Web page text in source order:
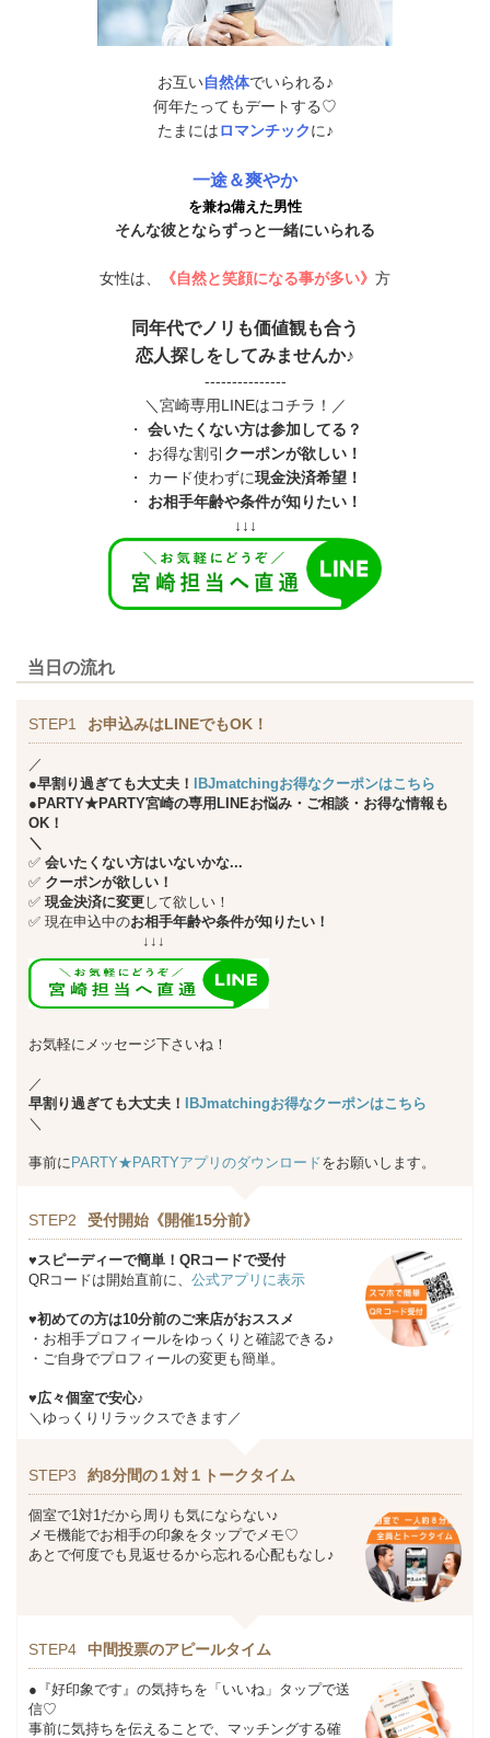
お互い自然体でいられる♪
何年たってもデートする♡
たまにはロマンチックに♪
一途＆爽やか
を兼ね備えた男性
そんな彼とならずっと一緒にいられる
女性は、 《自然と笑顔になる事が多い》 方
同年代でノリも価値観も合う
恋人探しをしてみませんか♪
---------------
＼宮崎専用LINEはコチラ！／
・ 会いたくない方は参加してる？
・ お得な割引 クーポンが欲しい！
・ カード使わずに現金決済希望！
・
お相手年齢や条件が知りたい！
↓↓↓
当日の流れ
STEP1 お申込みはLINEでもOK！
／
●早割り過ぎても大丈夫！ IBJmatchingお得なクーポンはこちら
●PARTY★PARTY宮崎の専用LINEお悩み・ご相談・お得な情報も
OK！
＼
✅ 会いたくない方はいないかな...
✅ クーポンが欲しい！
✅ 現金決済に変更して欲しい！
✅ 現在申込中のお相手年齢や条件が知りたい！
↓↓↓
お気軽にメッセージ下さいね！
／
早割り過ぎても大丈夫！ IBJmatchingお得なクーポンはこちら
＼
事前に PARTY★PARTYアプリのダウンロードをお願いします。
STEP2 受付開始《開催15分前》
♥スピーディーで簡単！QRコードで受付
QRコードは開始直前に、 公式アプリに表示
♥初めての方は10分前のご来店がおススメ
・お相手プロフィールをゆっくりと確認できる♪
・ご自身でプロフィールの変更も簡単。
♥広々個室で安心♪
＼ゆっくりリラックスできます／
STEP3 約8分間の１対１トークタイム
個室で1対1だから周りも気にならない♪
メモ機能でお相手の印象をタップでメモ♡
あとで何度でも見返せるから忘れる心配もなし♪
STEP4 中間投票のアピールタイム
●『好印象です』の気持ちを「いいね」タップで送
信♡
事前に気持ちを伝えることで、マッチングする確